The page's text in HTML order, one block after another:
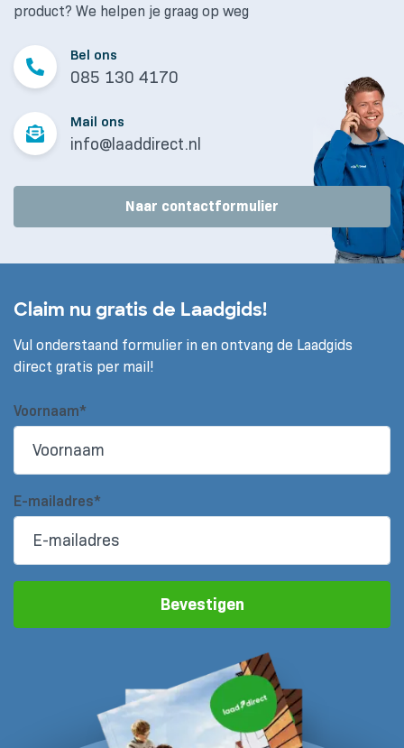
product? We helpen je graag op weg
Bel ons
085 130 4170
Mail ons
info@laaddirect.nl
Naar contactformulier
Claim nu gratis de Laadgids!
Vul onderstaand formulier in en ontvang de Laadgids
direct gratis per mail!
Voornaam*
E-mailadres*
Bevestigen